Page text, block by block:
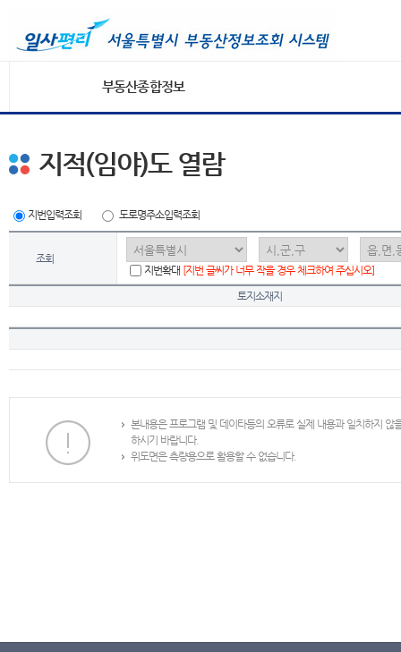
부동산종합정보
지적(임야)도 열람
지번입력조회 도로명주소입력조회
조회
지번확대 [지번 글씨가 너무 작을 경우 체크하여 주십시오]
토지소재지
본내용은 프로그램 및 데이타등의 오류로 실제 내용과 일치하지
하시기 바랍니다.
위도면은 측량용으로 활용할 수 없습니다.